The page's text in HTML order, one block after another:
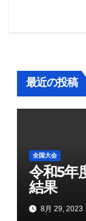
ビ
ゲ
ョ
ン
最近の投稿
全国大会
令和5年
結果
8月 29, 2023